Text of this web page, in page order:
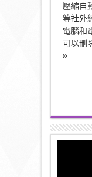
壓縮自
等社外
電腦和
可以刪
»